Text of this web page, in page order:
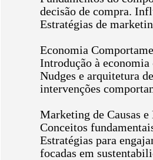
decisão de compra.
Estratégias de
Economia
Introdução à
Nudges e arquitetura
intervenções
Marketing de Causas e
Conceitos
Estratégias para
focadas em